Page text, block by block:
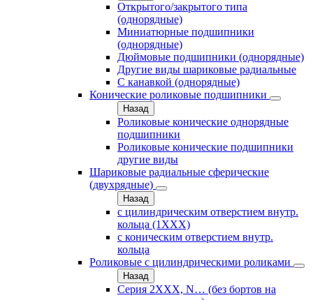
Открытого/закрытого типа
(однорядные)
Миниатюрные подшипники
(однорядные)
Дюймовые подшипники (однорядные)
Другие виды шариковые радиальные
С канавкой (однорядные)
Конические роликовые подшипники
Назад
Роликовые конические однорядные
подшипники
Роликовые конические подшипники
другие виды
Шариковые радиальные сферические
(двухрядные)
Назад
с цилиндрическим отверстием внутр.
кольца (1ХХХ)
с коническим отверстием внутр.
кольца
Роликовые с цилиндрическими роликами
Назад
Серия 2ХХХ, N… (без бортов на